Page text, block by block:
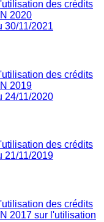
des crédits
2020
30/11/2021
des crédits
2019
24/11/2020
des crédits
21/11/2019
des crédits
2017 sur l'utilisation